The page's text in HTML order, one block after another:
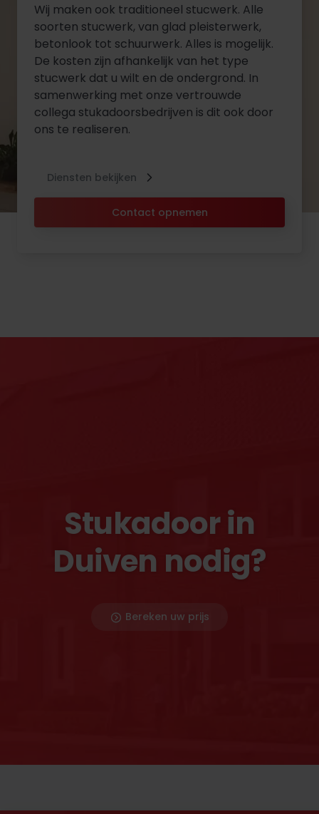
Wij maken ook traditioneel stucwerk. Alle
soorten stucwerk, van glad pleisterwerk,
betonlook tot schuurwerk. Alles is mogelijk.
De kosten zijn afhankelijk van het type
stucwerk dat u wilt en de ondergrond. In
samenwerking met onze vertrouwde
collega stukadoorsbedrijven is dit ook door
ons te realiseren.
Contact opnemen
Diensten bekijken
Stukadoor in
Duiven nodig?
Bereken uw prijs